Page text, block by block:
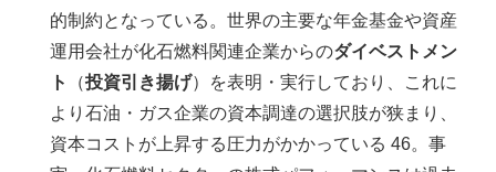
的制約となっている。世界の主要な年金基金や資産
運用会社が化石燃料関連企業からのダイベストメン
ト
（投資引き揚げ）を表明・実行しており、これに
より石油・ガス企業の資本調達の選択肢が狭まり、
資本コストが上昇する圧力がかかっている 46。事